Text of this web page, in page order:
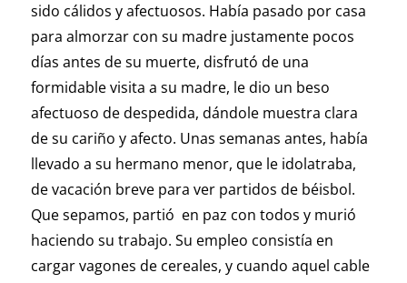
sido cálidos y afectuosos. Había pasado por casa
para almorzar con su madre justamente pocos
días antes de su muerte, disfrutó de una
formidable visita a su madre, le dio un beso
afectuoso de despedida, dándole muestra clara
de su cariño y afecto. Unas semanas antes, había
llevado a su hermano menor, que le idolatraba,
de vacación breve para ver partidos de béisbol.
Que sepamos, partió en paz con todos y murió
haciendo su trabajo. Su empleo consistía en
cargar vagones de cereales, y cuando aquel cable